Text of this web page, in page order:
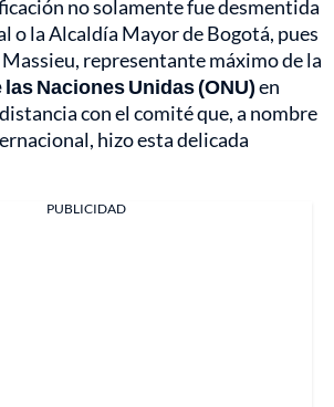
no solamente fue desmentida
o la Alcaldía Mayor de Bogotá, pues
representante máximo de la
Naciones Unidas(ONU)en
con el comité que, a nombre
hizo esta delicada
PUBLICIDAD